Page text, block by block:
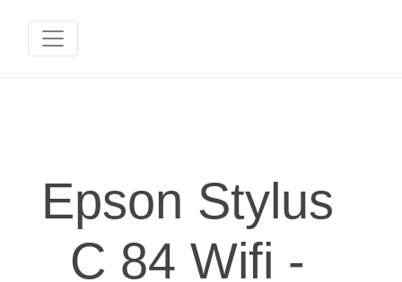
Epson Stylus
C 84 Wifi -